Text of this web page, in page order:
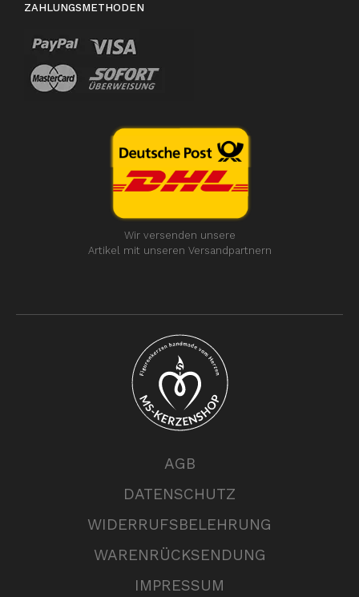
ZAHLUNGSMETHODEN
Wir versenden unsere
Artikel mit unseren Versandpartnern
AGB
DATENSCHUTZ
WIDERRUFSBELEHRUNG
WARENRÜCKSENDUNG
IMPRESSUM